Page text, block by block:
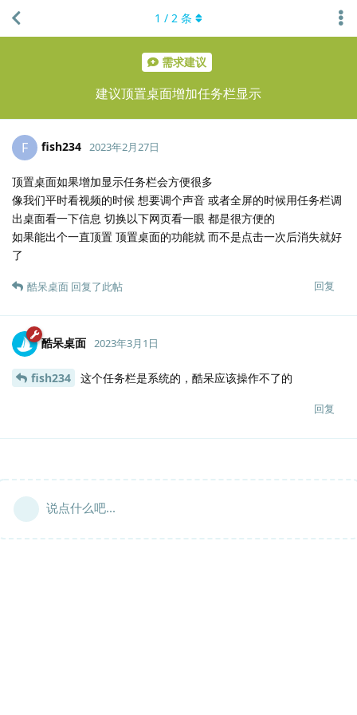
需求建议
建议顶置桌面增加任务栏显示
1 / 2 条
F fish234 2023年2月27日
顶置桌面如果增加显示任务栏会方便很多
像我们平时看视频的时候 想要调个声音 或者全屏的时候用任务栏调
出桌面看一下信息 切换以下网页看一眼 都是很方便的
如果能出个一直顶置 顶置桌面的功能就 而不是点击一次后消失就好
了
回复
酷呆桌面 回复了此帖
酷呆桌面 2023年3月1日
fish234 这个任务栏是系统的，酷呆应该操作不了的
回复
说点什么吧...